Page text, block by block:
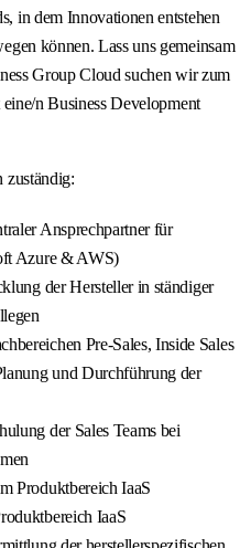
in dem Innovationen entstehen
können. Lass uns gemeinsam
Group Cloud suchen wir zum
n Business Development
zuständig:
Ansprechpartner für
Azure & AWS)
der Hersteller in ständiger
Pre-Sales, Inside Sales
und Durchführung der
der Sales Teams bei
Produktbereich IaaS
IaaS